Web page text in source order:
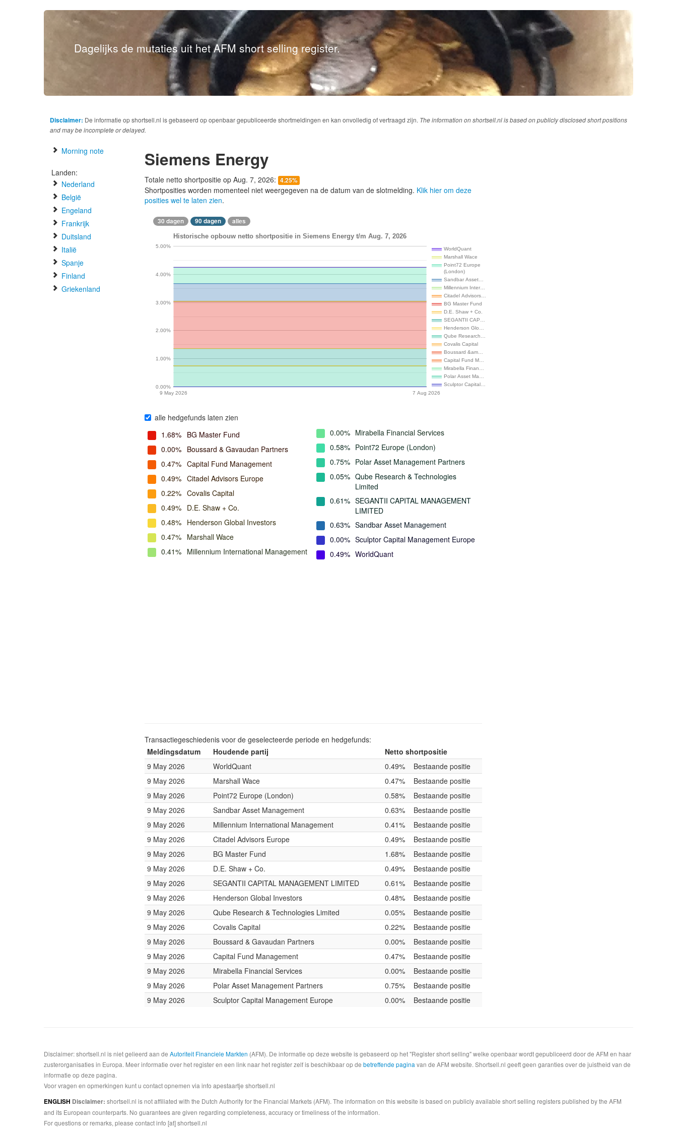
Dagelijks de mutaties uit het AFM short selling register.
Disclaimer: De informatie op shortsell.nl is gebaseerd op openbaar gepubliceerde shortmeldingen en kan onvolledig of vertraagd zijn. The information on shortsell.nl is based on publicly disclosed short positions
and may be incomplete or delayed.
Morning note
Landen:
Nederland
België
Engeland
Frankrijk
Duitsland
Italië
Spanje
Finland
Griekenland
Siemens Energy
Totale netto shortpositie op Aug. 7, 2026: 4.25%
Shortposities worden momenteel niet weergegeven na de datum van de slotmelding. Klik hier om deze
posities wel te laten zien.
30 dagen 90 dagen alles
Historische opbouw netto shortpositie in Siemens Energy t/m Aug. 7, 2026
WorldQuant
Marshall Wace
Point72 Europe
(London)
Sandbar Asset…
Millennium Inter…
Citadel Advisors…
BG Master Fund
D.E. Shaw + Co.
SEGANTII CAP…
Henderson Glo…
Qube Research…
Covalis Capital
Boussard &am…
Capital Fund M…
Mirabella Finan…
Polar Asset Ma…
Sculptor Capital…
9 May 2026
7 Aug 2026
0.00%
1.00%
2.00%
3.00%
4.00%
5.00%
alle hedgefunds laten zien
1.68% BG Master Fund
0.00% Boussard & Gavaudan Partners
0.47% Capital Fund Management
0.49% Citadel Advisors Europe
0.22% Covalis Capital
0.49% D.E. Shaw + Co.
0.48% Henderson Global Investors
0.47% Marshall Wace
0.41% Millennium International Management
0.00% Mirabella Financial Services
0.58% Point72 Europe (London)
0.75% Polar Asset Management Partners
0.05% Qube Research & Technologies
Limited
0.61% SEGANTII CAPITAL MANAGEMENT
LIMITED
0.63% Sandbar Asset Management
0.00% Sculptor Capital Management Europe
0.49% WorldQuant
Transactiegeschiedenis voor de geselecteerde periode en hedgefunds:
Meldingsdatum
Houdende partij
Netto shortpositie
9 May 2026
WorldQuant 0.49%
Bestaande positie
9 May 2026
Marshall Wace 0.47%
Bestaande positie
9 May 2026
Point72 Europe (London) 0.58%
Bestaande positie
9 May 2026
Sandbar Asset Management 0.63%
Bestaande positie
9 May 2026
Millennium International Management 0.41%
Bestaande positie
9 May 2026
Citadel Advisors Europe 0.49%
Bestaande positie
9 May 2026
BG Master Fund 1.68%
Bestaande positie
9 May 2026
D.E. Shaw + Co. 0.49%
Bestaande positie
9 May 2026
SEGANTII CAPITAL MANAGEMENT LIMITED 0.61%
Bestaande positie
9 May 2026
Henderson Global Investors 0.48%
Bestaande positie
9 May 2026
Qube Research & Technologies Limited 0.05%
Bestaande positie
9 May 2026
Covalis Capital 0.22%
Bestaande positie
9 May 2026
Boussard & Gavaudan Partners 0.00%
Bestaande positie
9 May 2026
Capital Fund Management 0.47%
Bestaande positie
9 May 2026
Mirabella Financial Services 0.00%
Bestaande positie
9 May 2026
Polar Asset Management Partners 0.75%
Bestaande positie
9 May 2026
Sculptor Capital Management Europe 0.00% Bestaande positie
Disclaimer: shortsell.nl is niet gelieerd aan de Autoriteit Financiele Markten (AFM). De informatie op deze website is gebaseerd op het "Register short selling" welke openbaar wordt gepubliceerd door de AFM en haar
zusterorganisaties in Europa. Meer informatie over het register en een link naar het register zelf is beschikbaar op de betreffende pagina van de AFM website. Shortsell.nl geeft geen garanties over de juistheid van de
informatie op deze pagina.
Voor vragen en opmerkingen kunt u contact opnemen via info apestaartje shortsell.nl
ENGLISH Disclaimer: shortsell.nl is not affiliated with the Dutch Authority for the Financial Markets (AFM). The information on this website is based on publicly available short selling registers published by the AFM
and its European counterparts. No guarantees are given regarding completeness, accuracy or timeliness of the information.
For questions or remarks, please contact info [at] shortsell.nl